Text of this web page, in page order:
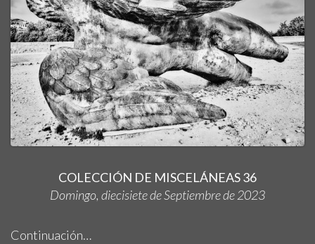
COLECCIÓN DE MISCELÁNEAS 36
Domingo, diecisiete de Septiembre de 2023
Continuación…